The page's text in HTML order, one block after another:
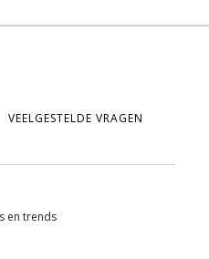
VEELGESTELDE VRAGEN
en trends